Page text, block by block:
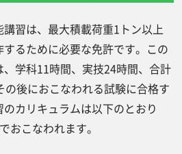
習は、最大積載荷重1トン以上
るために必要な免許です。この
学科11時間、実技24時間、合計
後におこなわれる試験に合格す
カリキュラムは以下のとおり
おこなわれます。